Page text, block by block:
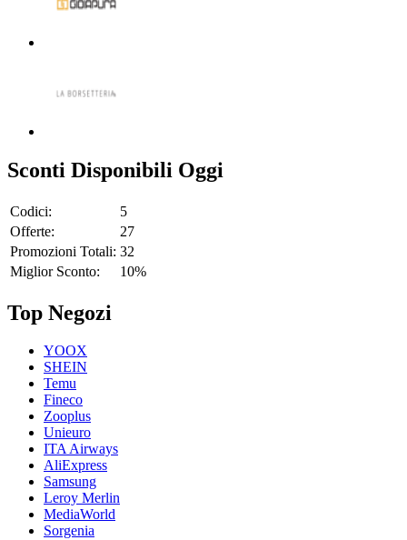
Sconti Disponibili Oggi
Codici:
5
Offerte:
27
Promozioni Totali: 32
Miglior Sconto:
10%
Top Negozi
YOOX
SHEIN
Temu
Fineco
Zooplus
Unieuro
ITA Airways
AliExpress
Samsung
Leroy Merlin
MediaWorld
Sorgenia